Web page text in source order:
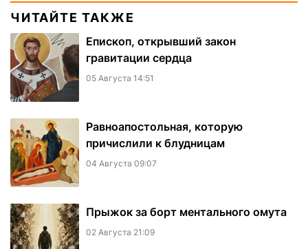
ЧИТАЙТЕ ТАКЖЕ
Епископ, открывший закон
гравитации сердца
05 Августа 14:51
Равноапостольная, которую
причислили к блудницам
04 Августа 09:07
​Прыжок за борт ментального омута
02 Августа 21:09